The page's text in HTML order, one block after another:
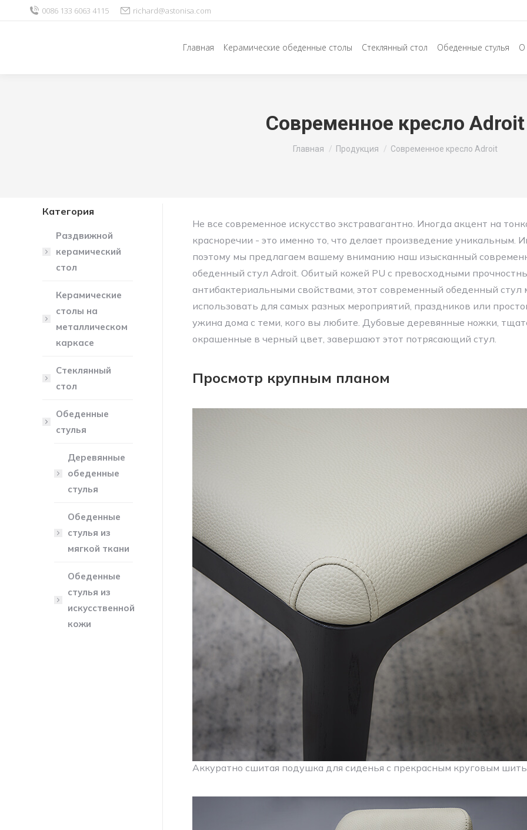
0086 133 6063 4115 richard@astonisa.com
Главная Керамические обеденные столы Стеклянный стол Обеденные стулья О
Современное кресло Adroit
Вы здесь:
Главная Продукция Современное кресло Adroit
Не все современное искусство экстравагантно. Иногда акцент на
красноречии - это именно то, что делает произведение уникальным.
поэтому мы предлагаем вашему вниманию наш изысканный
обеденный стул Adroit. Обитый кожей PU с превосходными
антибактериальными свойствами, этот современный обеденный стул
использовать для самых разных мероприятий, праздников или
ужина дома с теми, кого вы любите. Дубовые деревянные ножки,
окрашенные в черный цвет, завершают этот потрясающий стул.
Просмотр крупным планом
Аккуратно сшитая подушка для сиденья с прекрасным круговым
Категория
Раздвижной
керамический
стол
Керамические
столы на
металлическом
каркасе
Стеклянный
стол
Обеденные
стулья
Деревянные
обеденные
стулья
Обеденные
стулья из
мягкой ткани
Обеденные
стулья из
искусственной
кожи